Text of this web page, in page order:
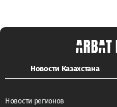
Новости Казахстана
Новости регионов